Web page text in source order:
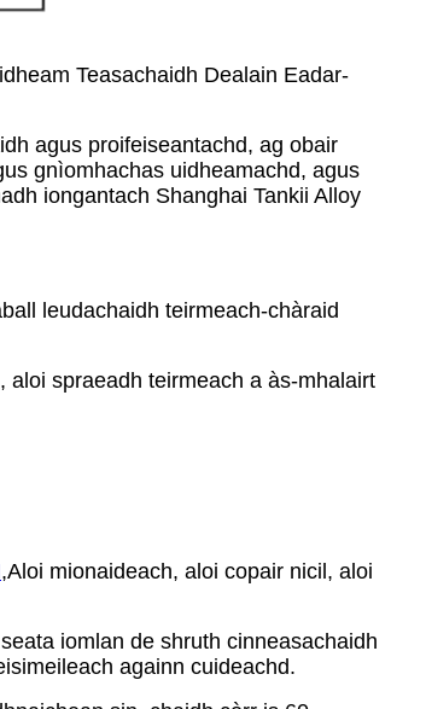
Teasachaidh Dealain Eadar-
agus proifeiseantachd, ag obair
gnìomhachas uidheamachd, agus
iongantach Shanghai Tankii Alloy
leudachaidh teirmeach-chàraid
aloi spraeadh teirmeach a às-mhalairt
,Aloi mionaideach, aloi copair nicil, aloi
iomlan de shruth cinneasachaidh
againn cuideachd.